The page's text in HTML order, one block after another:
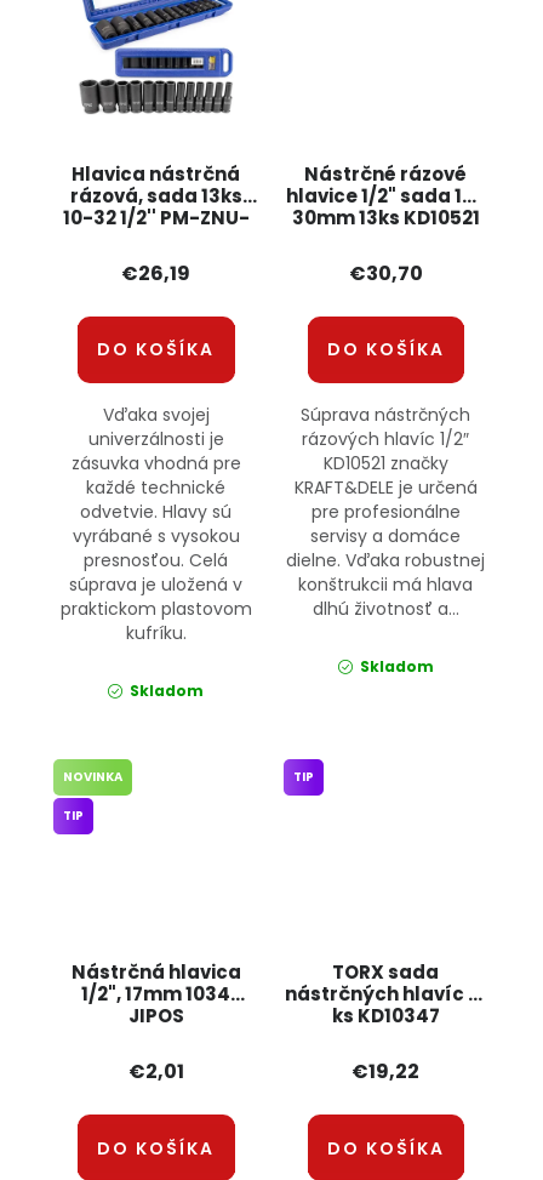
Hlavica nástrčná
rázová, sada 13ks
10-32 1/2'' PM-ZNU-
€26,19
DO KOŠÍKA
Vďaka svojej
univerzálnosti je
zásuvka vhodná pre
každé technické
odvetvie. Hlavy sú
vyrábané s vysokou
presnosťou. Celá
súprava je uložená v
praktickom plastovom
kufríku.
Skladom
Nástrčné rázové
hlavice 1/2" sada 10-
30mm 13ks KD10521
€30,70
DO KOŠÍKA
Súprava nástrčných
rázových hlavíc 1/2″
KD10521 značky
KRAFT&DELE je určená
pre profesionálne
servisy a domáce
dielne. Vďaka robustnej
konštrukcii má hlava
dlhú životnosť a...
Skladom
Nástrčná hlavica
1/2", 17mm 1034
JIPOS
NOVINKA
TIP
€2,01
DO KOŠÍKA
TORX sada
nástrčných hlavíc 19
ks KD10347
TIP
€19,22
DO KOŠÍKA